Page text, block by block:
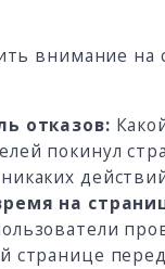
внимание на
отказов:
покинул
на
странице